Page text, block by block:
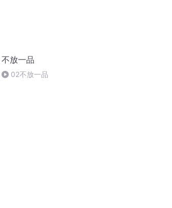
不放一品
02不放一品